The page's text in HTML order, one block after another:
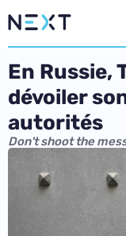
En Russie,
dévoiler
autorités
Don't shoot the